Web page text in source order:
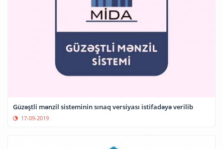
Güzəştli mənzil sisteminin sınaq versiyası istifadəyə verilib
17-09-2019